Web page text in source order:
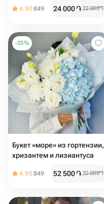
4.90849 24 000֏32 000֏
-25%
Букет «море» из гортензии,
хризантем и лизиантуса
4.90849 52 500֏70 000֏